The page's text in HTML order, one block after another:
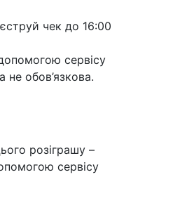
чек до 16:00
сервісу
не обов’язкова.
розіграшу –
сервісу